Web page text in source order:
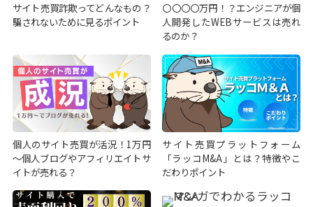
サイト売買詐欺ってどんなもの？
騙されないために見るポイント
〇〇〇〇万円！？エンジニアが個
人開発したWEBサービスは売れ
るのか？
個人のサイト売買が活況！1万円
～個人ブログやアフィリエイトサ
イトが売れる？
サイト売買プラットフォーム
「ラッコM&A」とは？特徴やこ
だわりポイント